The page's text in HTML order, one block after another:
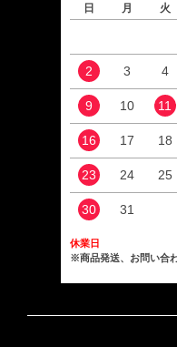
日 月 火
2 3 4
9 10 11
16 17 18
23 24 25
30 31
休業日
※商品発送、お問い合